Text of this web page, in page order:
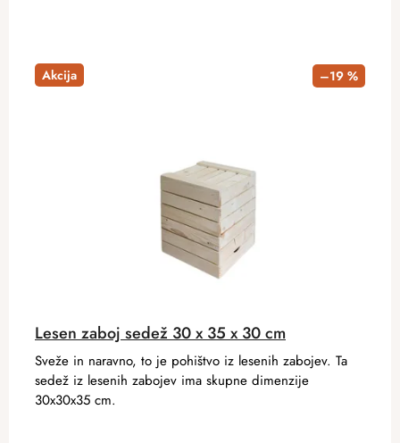
Akcija –19 %
Lesen zaboj sedež 30 x 35 x 30 cm
Sveže in naravno, to je pohištvo iz lesenih zabojev. Ta
sedež iz lesenih zabojev ima skupne dimenzije
30x30x35 cm.